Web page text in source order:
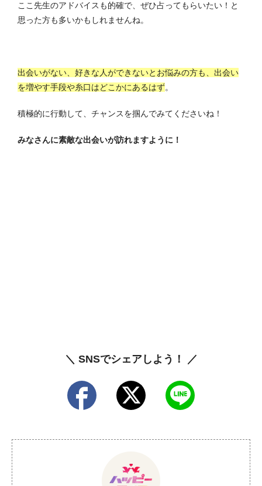
ここ先生のアドバイスも的確で、ぜひ占ってもらいたい！と
思った方も多いかもしれませんね。
出会いがない、好きな人ができないとお悩みの方も、出会い
を増やす手段や糸口はどこかにあるはず。
積極的に行動して、チャンスを掴んでみてくださいね！
みなさんに素敵な出会いが訪れますように！
＼ SNSでシェアしよう！ ／